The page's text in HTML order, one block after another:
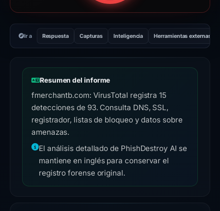
Ir a Respuesta Capturas Inteligencia Herramientas externas
Resumen del informe
fmerchantb.com: VirusTotal registra 15
detecciones de 93. Consulta DNS, SSL,
registrador, listas de bloqueo y datos sobre
amenazas.
El análisis detallado de PhishDestroy AI se
mantiene en inglés para conservar el
registro forense original.